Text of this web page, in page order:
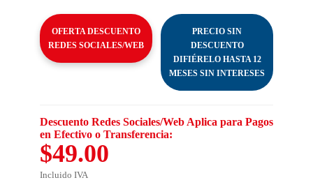
OFERTA DESCUENTO
REDES SOCIALES/WEB
PRECIO SIN
DESCUENTO
DIFIÉRELO HASTA 12
MESES SIN INTERESES
Descuento Redes Sociales/Web Aplica para Pagos
en Efectivo o Transferencia:
$49.00
Incluido IVA